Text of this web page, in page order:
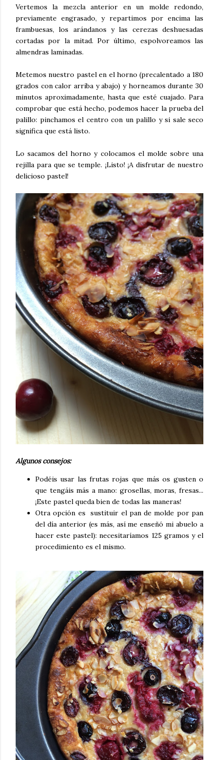
Vertemos la mezcla anterior en un molde redondo,
previamente engrasado, y repartimos por encima las
frambuesas, los arándanos y las cerezas deshuesadas
cortadas por la mitad. Por último, espolvoreamos las
almendras laminadas.
Metemos nuestro pastel en el horno (precalentado a 180
grados con calor arriba y abajo) y horneamos durante 30
minutos aproximadamente, hasta que esté cuajado. Para
comprobar que está hecho, podemos hacer la prueba del
palillo: pinchamos el centro con un palillo y si sale seco
significa que está listo.
Lo sacamos del horno y colocamos el molde sobre una
rejilla para que se temple. ¡Listo! ¡A disfrutar de nuestro
delicioso pastel!
Algunos consejos:
Podéis usar las frutas rojas que más os gusten o
que tengáis más a mano: grosellas, moras, fresas...
¡Este pastel queda bien de todas las maneras!
Otra opción es sustituir el pan de molde por pan
del día anterior (es más, así me enseñó mi abuelo a
hacer este pastel): necesitaríamos 125 gramos y el
procedimiento es el mismo.